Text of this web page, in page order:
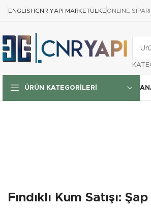
ENGLISHCNR YAPI MARKETÜLKE ONLİNE
ÜRÜN KATEGORILERI
Fındıklı Kum Satışı: